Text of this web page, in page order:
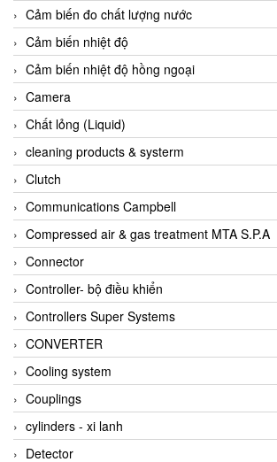
AIR MAJOR
Aira Euro Automation
Airtac Vietnam
Airtec Vietnam
AI-Tek Vietnam
Akerstroms Viet Nam
AKO Armaturen & Separationstechnik
AKO Armaturen & Separationstechnik Vietnam
AKUSENSE
ALA OFFICINE SPA
Albrecht-Automatik Viet Nam
Allen Bradley Vietnam
Alpha Moisture Vietnam
Alpha-Achem Vietnam
Alphino
ALRE-IT Vietnam
Altech
Cảm biến đo chất lượng nước
Cảm biến nhiệt độ
Cảm biến nhiệt độ hồng ngoại
Camera
Chất lỏng (Liquid)
cleaning products & systerm
Clutch
Communications Campbell
Compressed air & gas treatment MTA S.P.A
Connector
Controller- bộ điều khiển
Controllers Super Systems
CONVERTER
Cooling system
Couplings
cylinders - xi lanh
Detector